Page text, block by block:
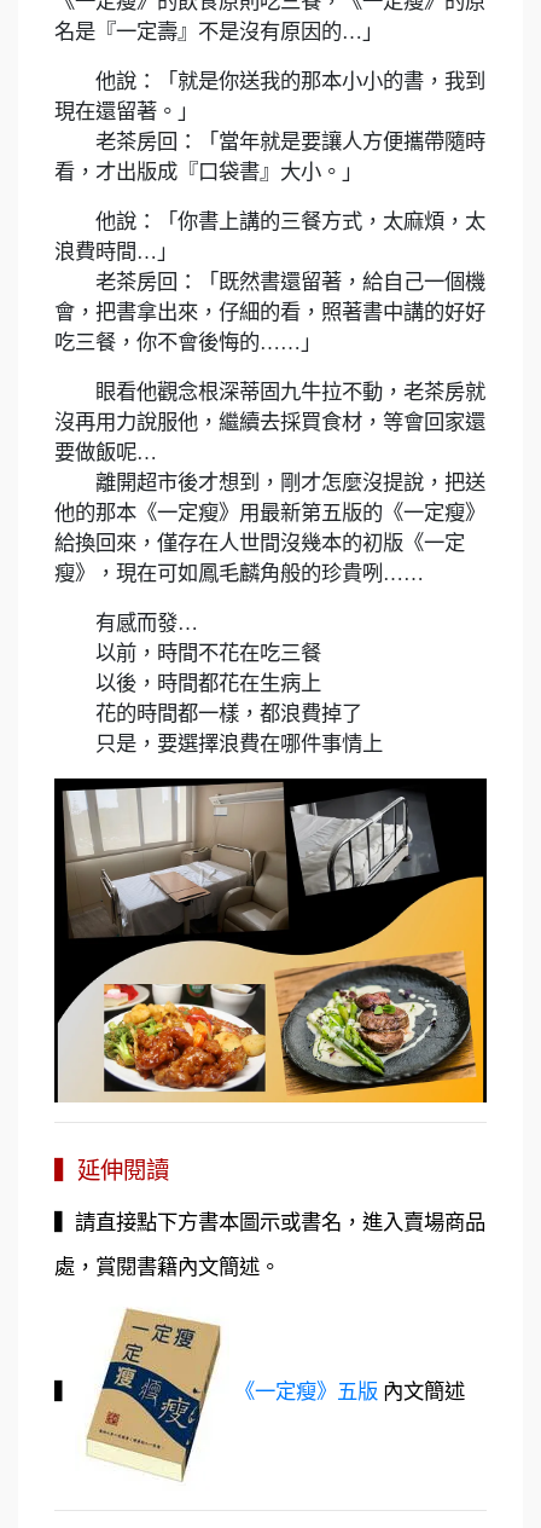
名是『一定壽』不是沒有原因的…」
他說：「就是你送我的那本小小的書，我到
現在還留著。」
老茶房回：「當年就是要讓人方便攜帶隨時
看，才出版成『口袋書』大小。」
他說：「你書上講的三餐方式，太麻煩，太
浪費時間…」
老茶房回：「既然書還留著，給自己一個機
會，把書拿出來，仔細的看，照著書中講的好好
吃三餐，你不會後悔的……」
眼看他觀念根深蒂固九牛拉不動，老茶房就
沒再用力說服他，繼續去採買食材，等會回家還
要做飯呢…
離開超市後才想到，剛才怎麼沒提說，把送
他的那本《一定瘦》用最新第五版的《一定瘦》
給換回來，僅存在人世間沒幾本的初版《一定
瘦》，現在可如鳳毛麟角般的珍貴咧……
有感而發…
以前，時間不花在吃三餐
以後，時間都花在生病上
花的時間都一樣，都浪費掉了
只是，要選擇浪費在哪件事情上
▍延伸閱讀
▍請直接點下方書本圖示或書名，進入賣場商品
處，賞閱書籍內文簡述。
《一定瘦》五版 內文簡述